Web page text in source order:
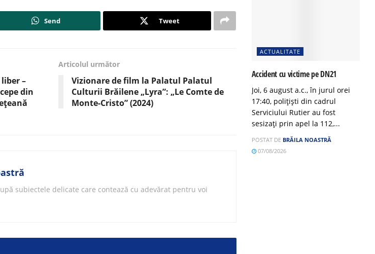
Send Tweet
–
din
Articolul următor
Vizionare de film la Palatul Palatul
Culturii Brăilene „Lyra”: „Le Comte de
Monte-Cristo” (2024)
subiectele delicate care contează cu adevărat pentru voi
ACTUALITATE
Accident cu victime pe DN21
Joi, 6 august a.c., în jurul orei
17:40, polițiști din cadrul
Serviciului Rutier au fost
sesizați prin apel la 112,...
POSTAT DE BRĂILA NOASTRĂ
07/08/2026